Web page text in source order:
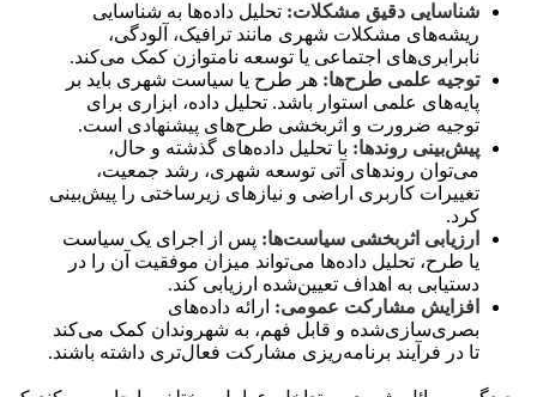
شناسایی دقیق مشکلات: تحلیل داده‌ها به شناسایی
ریشه‌های مشکلات شهری مانند ترافیک، آلودگی،
نابرابری‌های اجتماعی یا توسعه نامتوازن کمک می‌کند.
توجیه علمی طرح‌ها: هر طرح یا سیاست شهری باید بر
پایه‌های علمی استوار باشد. تحلیل داده، ابزاری برای
توجیه ضرورت و اثربخشی طرح‌های پیشنهادی است.
پیش‌بینی روندها: با تحلیل داده‌های گذشته و حال،
می‌توان روندهای آتی توسعه شهری، رشد جمعیت،
تغییرات کاربری اراضی و نیازهای زیرساختی را پیش‌بینی
کرد.
ارزیابی اثربخشی سیاست‌ها: پس از اجرای یک سیاست
یا طرح، تحلیل داده‌ها می‌تواند میزان موفقیت آن را در
دستیابی به اهداف تعیین‌شده ارزیابی کند.
افزایش مشارکت عمومی: ارائه داده‌های
بصری‌سازی‌شده و قابل فهم، به شهروندان کمک می‌کند
تا در فرآیند برنامه‌ریزی مشارکت فعال‌تری داشته باشند.